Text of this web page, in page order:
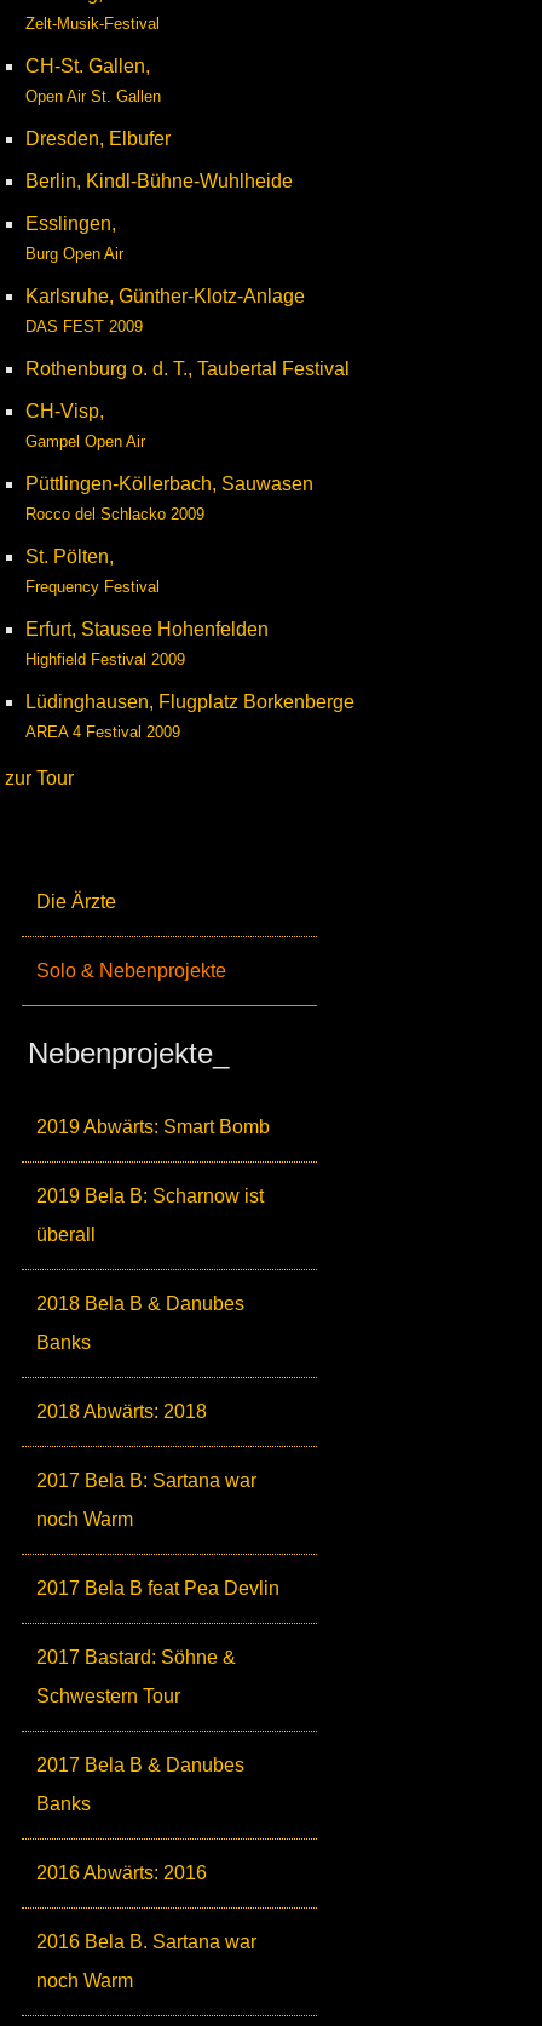
Die Ärzte
Solo & Nebenprojekte
Nebenprojekte_
2019 Abwärts: Smart Bomb
2019 Bela B: Scharnow ist
überall
2018 Bela B & Danubes
Banks
2018 Abwärts: 2018
2017 Bela B: Sartana war
noch Warm
2017 Bela B feat Pea Devlin
2017 Bastard: Söhne &
Schwestern Tour
2017 Bela B & Danubes
Banks
2016 Abwärts: 2016
2016 Bela B. Sartana war
noch Warm
Zelt-Musik-Festival
CH-St. Gallen,
Open Air St. Gallen
Dresden, Elbufer
Berlin, Kindl-Bühne-Wuhlheide
Esslingen,
Burg Open Air
Karlsruhe, Günther-Klotz-Anlage
DAS FEST 2009
Rothenburg o. d. T., Taubertal Festival
CH-Visp,
Gampel Open Air
Püttlingen-Köllerbach, Sauwasen
Rocco del Schlacko 2009
St. Pölten,
Frequency Festival
Erfurt, Stausee Hohenfelden
Highfield Festival 2009
Lüdinghausen, Flugplatz Borkenberge
AREA 4 Festival 2009
zur Tour